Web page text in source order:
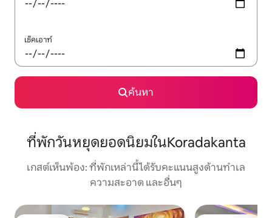
เช็คเอาท์
ค้นหา
ที่พักวันหยุดยอดนิยมในKoradakanta
เกสต์เห็นพ้อง: ที่พักเหล่านี้ได้รับคะแนนสูงด้านทำเล
ความสะอาด และอื่นๆ